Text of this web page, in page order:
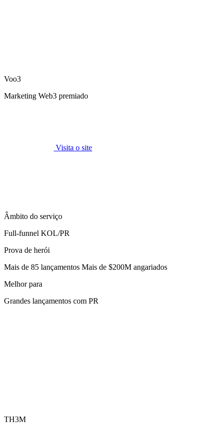
Voo3
Marketing Web3 premiado
Visita o site
Âmbito do serviço
Full-funnel KOL/PR
Prova de herói
Mais de 85 lançamentos Mais de $200M angariados
Melhor para
Grandes lançamentos com PR
TH3M